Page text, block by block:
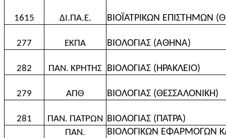
1615 ΔΙ.ΠΑ.Ε. ΒΙΟΪΑΤΡΙΚΩΝ ΕΠΙΣΤΗΜΩΝ
277 ΕΚΠΑ ΒΙΟΛΟΓΙΑΣ (ΑΘΗΝΑ)
282 ΠΑΝ. ΚΡΗΤΗΣ ΒΙΟΛΟΓΙΑΣ (ΗΡΑΚΛΕΙΟ)
279 ΑΠΘ ΒΙΟΛΟΓΙΑΣ (ΘΕΣΣΑΛΟΝΙΚΗ)
281 ΠΑΝ. ΠΑΤΡΩΝ ΒΙΟΛΟΓΙΑΣ (ΠΑΤΡΑ)
ΠΑΝ.
ΒΙΟΛΟΓΙΚΩΝ ΕΦΑΡΜΟΓΩΝ